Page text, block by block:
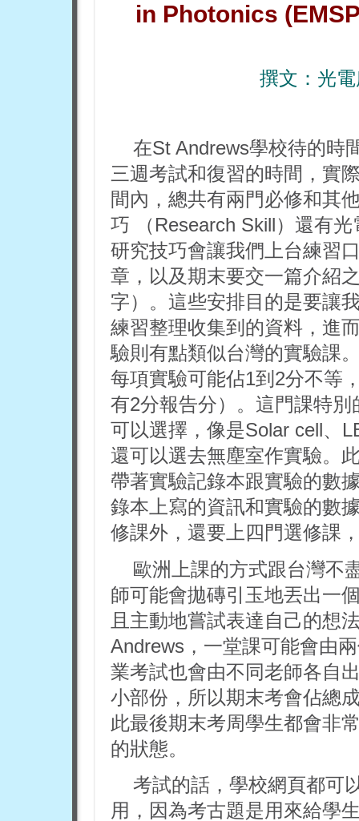
in Photonics
撰文：光
在St Andrews學校待的時
三週考試和復習的時間，實
間內，總共有兩門必修和其
巧 （Research Skill）還有
研究技巧會讓我們上台練習
章，以及期末要交一篇介紹
字）。這些安排目的是要讓
練習整理收集到的資料，進
驗則有點類似台灣的實驗課
每項實驗可能佔1到2分不等
有2分報告分）。這門課特
可以選擇，像是Solar cell、
還可以選去無塵室作實驗。
帶著實驗記錄本跟實驗的數
錄本上寫的資訊和實驗的數
修課外，還要上四門選修課
歐洲上課的方式跟台灣不
師可能會拋磚引玉地丟出一
且主動地嘗試表達自己的想
Andrews，一堂課可能會由
業考試也會由不同老師各自
小部份，所以期末考會佔總
此最後期末考周學生都會非
的狀態。
考試的話，學校網頁都可
用，因為考古題是用來給學